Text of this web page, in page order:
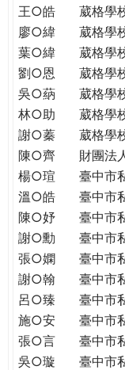
王○皓
葳格學
廖○緯
葳格學
葉○緯
葳格學
劉○恩
葳格學
吳○蒳
葳格學
林○助
葳格學
謝○蓁
葳格學
陳○齊
財團法
楊○瑄
臺中市
溫○皓
臺中市
陳○妤
臺中市
謝○勳
臺中市
張○嫻
臺中市
謝○翰
臺中市
呂○臻
臺中市
施○安
臺中市
張○言
臺中市
吳○璇
臺中市